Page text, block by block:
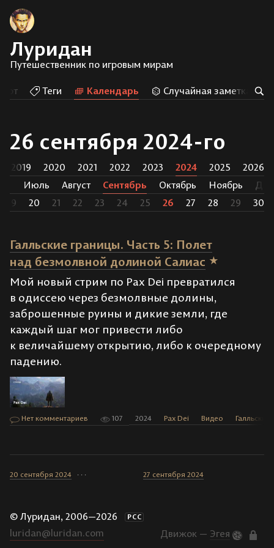
Луридан
Путешественник по игровым мирам
Арт Теги Календарь Случайная заметка
26 сентября 2024-го
2019 2020 2021 2022 2023 2024 2025
2026
Июль Август Сентябрь Октябрь Ноябрь
19
20 21 22 23 24 25 26 27 28 29 30
Галльские границы. Часть 5: Полет
над безмолвной долиной Салиас
Мой новый стрим по Pax Dei превратился
в одиссею через безмолвные долины,
заброшенные руины и дикие земли, где
каждый шаг мог привести либо
к величайшему открытию, либо к очередному
падению.
Нет комментариев 107 2024 Pax Dei Видео Галльские
20 сентября 2024 · · · 27 сентября 2024
© Луридан, 2006—2026 РСС
luridan@luridan.com Движок — Эгея